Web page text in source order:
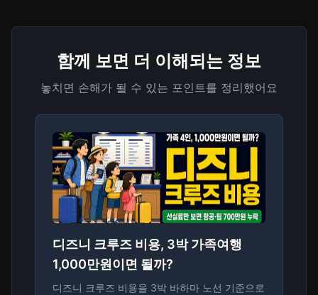
함께 보면 더 이해되는 정보
놓치면 손해가 될 수 있는 포인트를 정리했어요
디즈니 크루즈 비용, 3박 가족여행
1,000만원이면 될까?
디즈니 크루즈 비용을 3박 바하마 노선 기준으로